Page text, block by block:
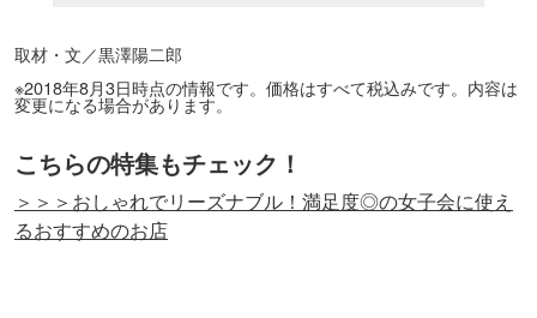
取材・文／黒澤陽二郎
※2018年8月3日時点の情報です。価格はすべて税込みです。内容は
変更になる場合があります。
こちらの特集もチェック！
＞＞＞おしゃれでリーズナブル！満足度◎の女子会に使え
るおすすめのお店